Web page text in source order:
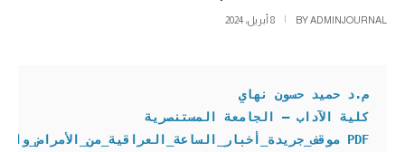
BYADMINJOURNAL 8 أبريل، 2024
م.د حميد حسون نهاي
PDF